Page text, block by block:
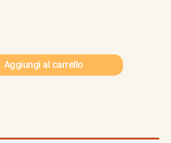
Aggiungi al carrello